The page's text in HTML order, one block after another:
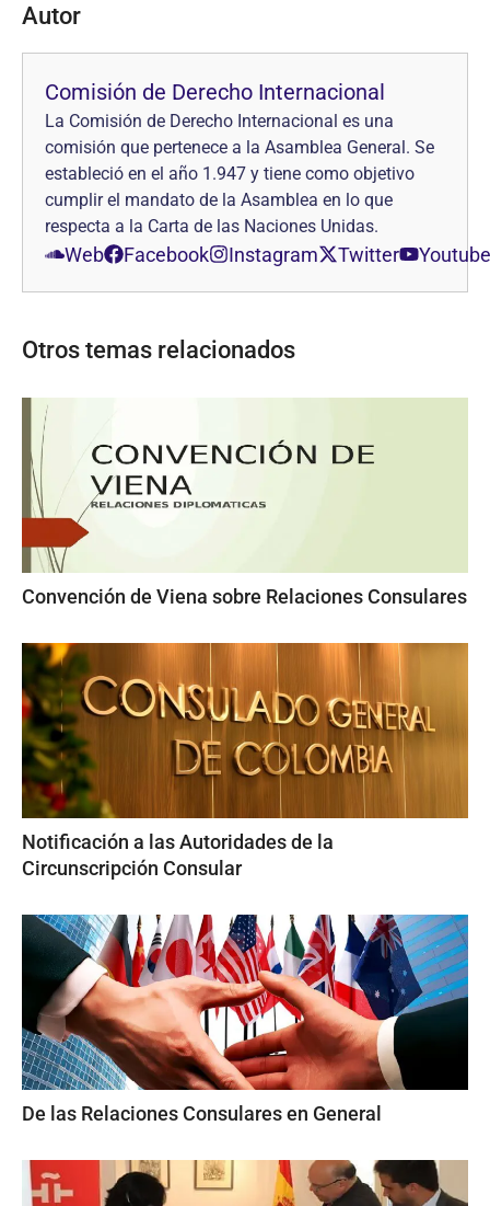
Autor
Comisión de Derecho Internacional
La Comisión de Derecho Internacional es una
comisión que pertenece a la Asamblea General. Se
estableció en el año 1.947 y tiene como objetivo
cumplir el mandato de la Asamblea en lo que
respecta a la Carta de las Naciones Unidas.
Web Facebook Instagram Twitter Youtube
Otros temas relacionados
Convención de Viena sobre Relaciones Consulares
Notificación a las Autoridades de la
Circunscripción Consular
De las Relaciones Consulares en General